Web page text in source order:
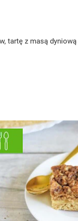
tartę z masą